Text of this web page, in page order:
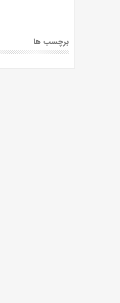
برچسب ها